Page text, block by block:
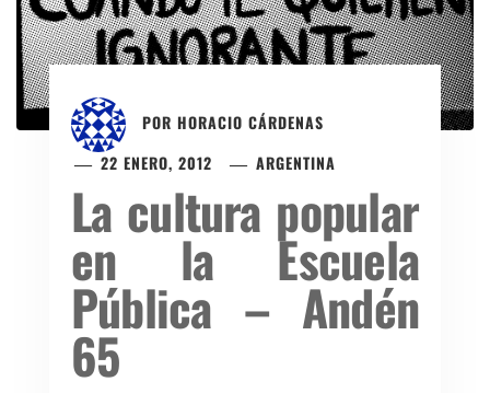
POR HORACIO CÁRDENAS
22 ENERO, 2012
ARGENTINA
La cultura popular
en la Escuela
Pública – Andén
65